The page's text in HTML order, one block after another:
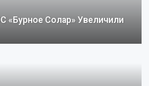
«Бурное Солар» Увеличили